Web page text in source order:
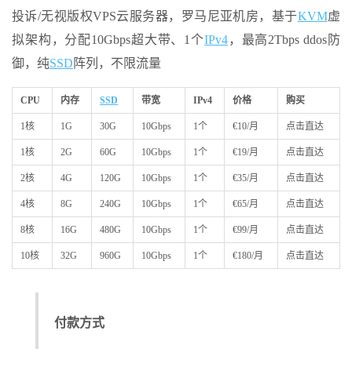
投诉/无视版权VPS云服务器，罗马尼亚机房，基于KVM虚
拟架构，分配10Gbps超大带、1个IPv4，最高2Tbps ddos防
御，纯SSD 阵列，不限流量
CPU 内存 SSD 带宽 IPv4 价格 购买
1核 1G 30G 10Gbps 1个 €10/月 点击直达
1核 2G 60G 10Gbps 1个 €19/月 点击直达
2核 4G 120G 10Gbps 1个 €35/月 点击直达
4核 8G 240G 10Gbps 1个 €65/月 点击直达
8核 16G 480G 10Gbps 1个 €99/月 点击直达
10核 32G 960G 10Gbps 1个 €180/月 点击直达
付款方式